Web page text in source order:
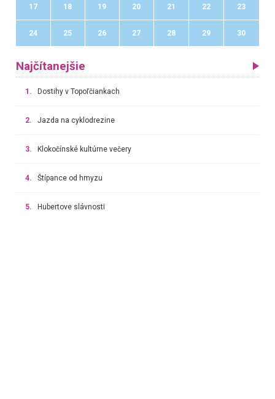
17 18 19 20 21 22 23
24 25 26 27 28 29 30
Najčítanejšie
1. Dostihy v Topoľčiankach
2. Jazda na cyklodrezine
3. Klokočínské kultúrne večery
4. Štípance od hmyzu
5. Hubertove slávnosti